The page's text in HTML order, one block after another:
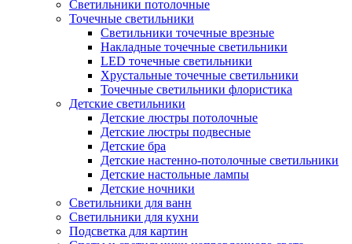
Светильники потолочные
Точечные светильники
Светильники точечные врезные
Накладные точечные светильники
LED точечные светильники
Хрустальные точечные светильники
Точечные светильники флористика
Детские светильники
Детские люстры потолочные
Детские люстры подвесные
Детские бра
Детские настенно-потолочные светильники
Детские настольные лампы
Детские ночники
Светильники для ванн
Светильники для кухни
Подсветка для картин